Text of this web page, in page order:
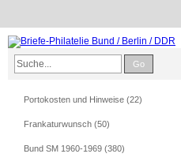
Go
Portokosten und Hinweise (22)
Frankaturwunsch (50)
Bund SM 1960-1969 (380)